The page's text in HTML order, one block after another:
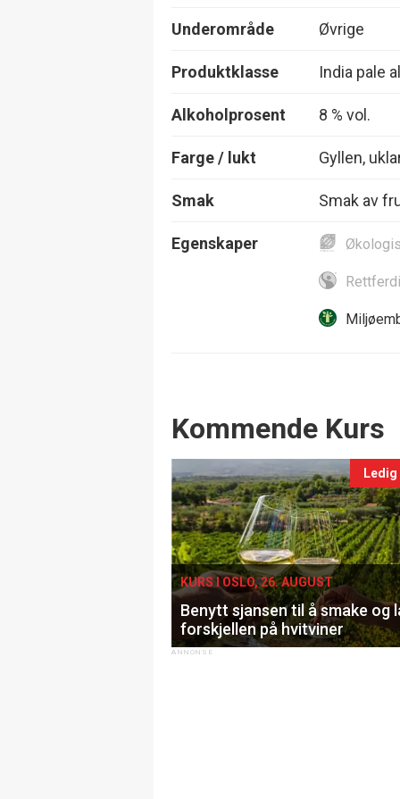
Underområde Øvrige
Produktklasse India pale
Alkoholprosent 8 % vol.
Farge / lukt Gyllen,
Smak Smak av
Egenskaper
Events
Kommende Kurs
KURS I OSLO, 26. AUGUST
Benytt sjansen til å smake og
forskjellen på hvitviner